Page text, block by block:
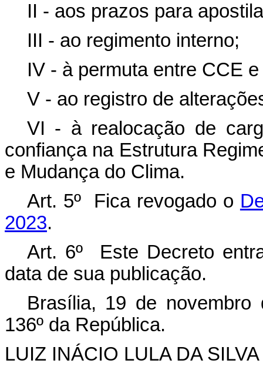
II - aos prazos para
III - ao regimento interno;
IV - à permuta entre CCE
V - ao registro de
VI - à realocação de
confiança na Estrutura
e Mudança do Clima.
Art. 5º Fica revogado o
2023.
Art. 6º Este Decreto
data de sua publicação.
Brasília, 19 de novembro
136º da República.
LUIZ INÁCIO LULA DA SILVA